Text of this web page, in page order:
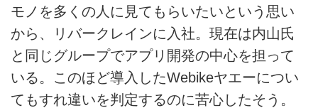
モノを多くの人に見てもらいたいという思い
から、リバークレインに入社。現在は内山氏
と同じグループでアプリ開発の中心を担って
いる。このほど導入したWebikeヤエーについ
てもすれ違いを判定するのに苦心したそう。